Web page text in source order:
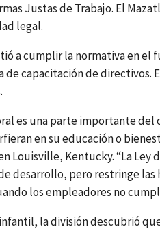
Justas de Trabajo. El
legal.
a cumplir la normativa en el
capacitación de directivos.
es una parte importante
en su educación o
Kentucky. “La Ley
desarrollo, pero restringe las
los empleadores no
la división descubrió